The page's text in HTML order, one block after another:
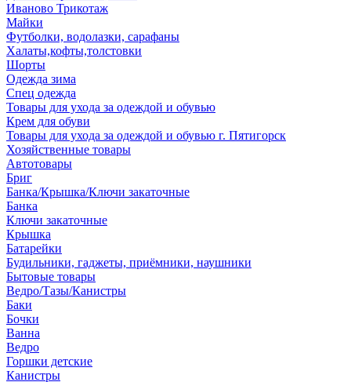
Иваново Трикотаж
Майки
Футболки, водолазки, сарафаны
Халаты,кофты,толстовки
Шорты
Одежда зима
Спец одежда
Товары для ухода за одеждой и обувью
Крем для обуви
Товары для ухода за одеждой и обувью г. Пятигорск
Хозяйственные товары
Автотовары
Бриг
Банка/Крышка/Ключи закаточные
Банка
Ключи закаточные
Крышка
Батарейки
Будильники, гаджеты, приёмники, наушники
Бытовые товары
Ведро/Тазы/Канистры
Баки
Бочки
Ванна
Ведро
Горшки детские
Канистры